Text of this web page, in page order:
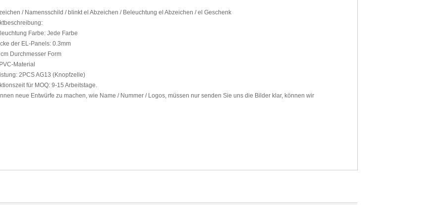
/ Namensschild / blinkt el Abzeichen / Beleuchtung el Abzeichen / el Geschenk
Farbe: Jede Farbe
der EL-Panels: 0.3mm
Durchmesser Form
PVC-Material
2PCSAG13 (Knopfzelle)
für MOQ: 9-15 Arbeitstage.
neue Entwürfe zu machen, wie Name / Nummer / Logos, müssen nur senden Sie uns die Bilder klar, können wir